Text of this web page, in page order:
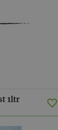
1ltr